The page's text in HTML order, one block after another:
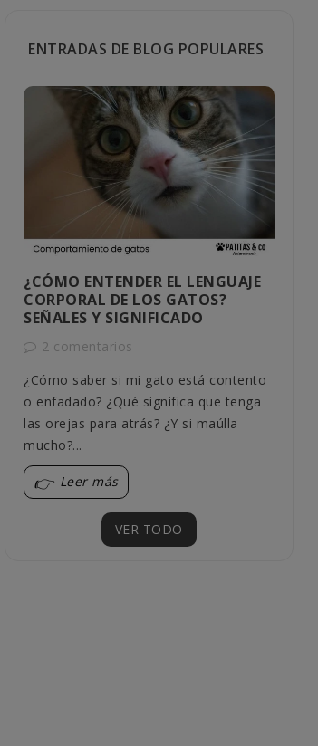
ENTRADAS DE BLOG POPULARES
¿CÓMO ENTENDER EL LENGUAJE
CORPORAL DE LOS GATOS?
SEÑALES Y SIGNIFICADO
2 comentarios
¿Cómo saber si mi gato está contento
o enfadado? ¿Qué significa que tenga
las orejas para atrás? ¿Y si maúlla
mucho?...
Leer más
VER TODO